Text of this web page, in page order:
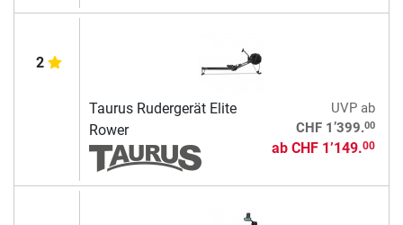
2
Taurus Rudergerät Elite
Rower
UVPab
CHF 1’399.00
ab CHF 1’149.00